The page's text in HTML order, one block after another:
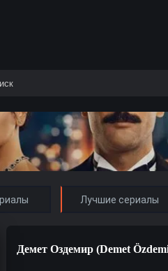
Лучшие сериалы
Демет Оздемир (Demet